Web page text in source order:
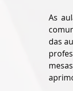
As
das